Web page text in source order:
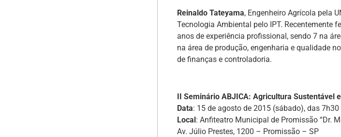
Reinaldo Tateyama, Engenheiro Agrícola pela
Tecnologia Ambiental pelo IPT. Recentemente
anos de experiência profissional, sendo 7 na
na área de produção, engenharia e qualidade
de finanças e controladoria.
II Seminário ABJICA: Agricultura Sustentável
Data: 15 de agosto de 2015 (sábado), das 7h30
Local : Anfiteatro Municipal de Promissão “Dr.
Av. Júlio Prestes, 1200 – Promissão – SP